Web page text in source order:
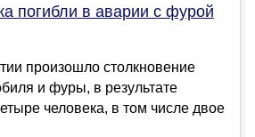
погибли в аварии с фурой
произошло столкновение
и фуры, в результате
человека, в том числе двое